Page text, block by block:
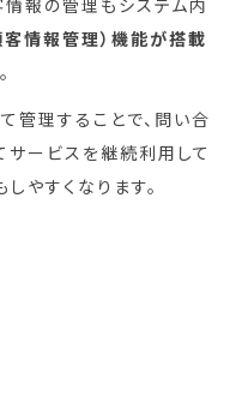
報の管理もシステム内
客情報管理）機能が搭載
理することで、問い合
ービスを継続利用して
やすくなります。